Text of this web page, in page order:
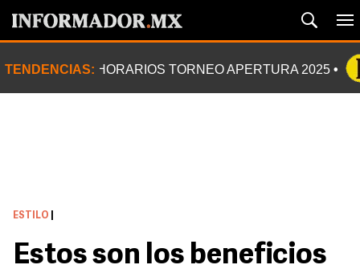
TENDENCIAS: HORARIOS TORNEO APERTURA 2025
ESTILO
Estos son los beneficios